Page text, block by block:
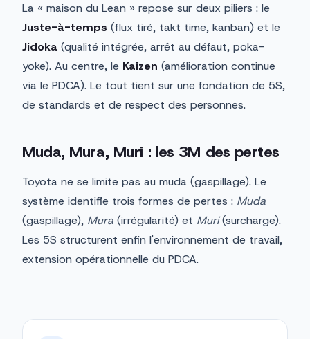
La « maison du Lean » repose sur deux piliers : le
Juste-à-temps (flux tiré, takt time, kanban) et le
Jidoka (qualité intégrée, arrêt au défaut, poka-
yoke). Au centre, le Kaizen (amélioration continue
via le PDCA). Le tout tient sur une fondation de 5S,
de standards et de respect des personnes.
Muda, Mura, Muri : les 3M des pertes
Toyota ne se limite pas au muda (gaspillage). Le
système identifie trois formes de pertes : Muda
(gaspillage), Mura (irrégularité) et Muri(surcharge).
Les 5S structurent enfin l'environnement de travail,
extension opérationnelle du PDCA.